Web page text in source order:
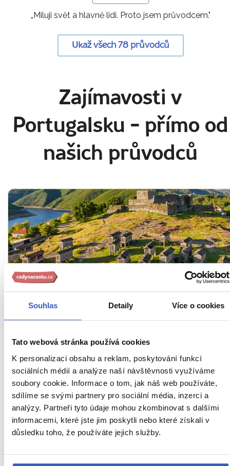
Souhlas Detaily Více o cookies
Tato webová stránka používá cookies
K personalizaci obsahu a reklam, poskytování funkcí
sociálních médií a analýze naší návštěvnosti využíváme
soubory cookie. Informace o tom, jak náš web používáte,
sdílíme se svými partnery pro sociální média, inzerci a
analýzy. Partneři tyto údaje mohou zkombinovat s dalšími
informacemi, které jste jim poskytli nebo které získali v
důsledku toho, že používáte jejich služby.
„Miluji svět a hlavně lidi. Proto jsem průvodcem."
Ukaž všech 78 průvodců
Zajímavosti v
Portugalsku - přímo od
našich průvodců
Oblíbená místa